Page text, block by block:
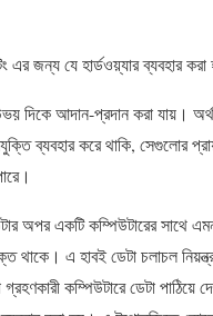
জন্য যে হার্ডওয়্যার ব্যবহার
দিকে আদান-প্রদান করা যায়।
ব্যবহার করে থাকি, সেগুলোর
অপর একটি কম্পিউটারের সাথে
থাকে। এ হাবই ডেটা চলাচল
কম্পিউটারে ডেটা পাঠিয়ে